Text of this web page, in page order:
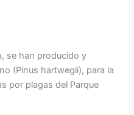
se han producido y
(Pinus hartwegii), para la
por plagas del Parque